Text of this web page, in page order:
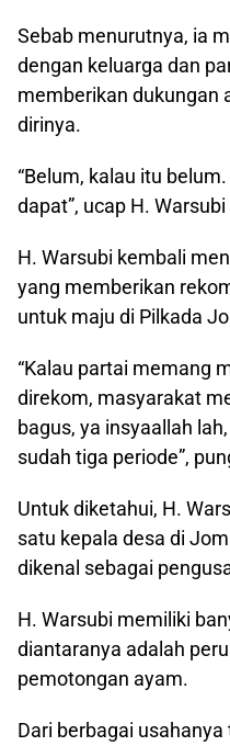
Sebab menurutnya, ia
dengan keluarga dan
memberikan dukungan
dirinya.
“Belum, kalau itu
dapat”, ucap H.
H. Warsubi kembali
yang memberikan
untuk maju di Pilkada
“Kalau partai memang
direkom, masyarakat
bagus, ya insyaallah
sudah tiga periode”,
Untuk diketahui, H.
satu kepala desa di
dikenal sebagai
H. Warsubi memiliki
diantaranya adalah
pemotongan ayam.
Dari berbagai